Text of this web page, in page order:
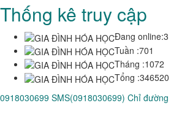
Thống kê truy cập
Đang online:3
Tuần :701
Tháng :1072
Tổng :346520
0918030699 SMS(0918030699) Chỉ đường